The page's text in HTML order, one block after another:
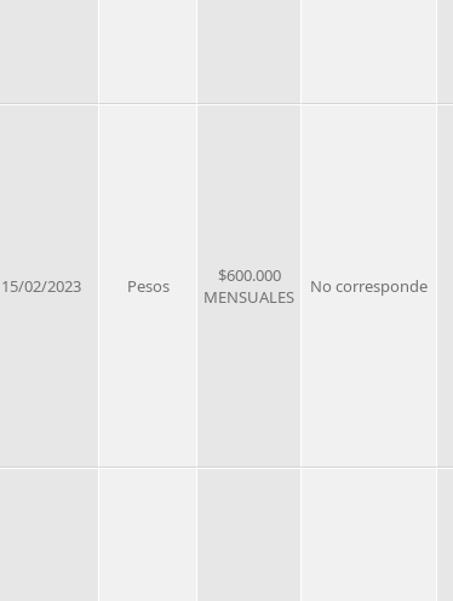
15/02/2023 Pesos
$600.000
MENSUALES
No corresponde